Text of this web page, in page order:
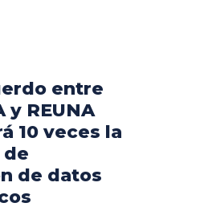
entre
y REUNA
10 veces la
de
de datos